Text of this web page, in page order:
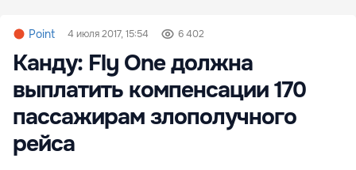
Point 4 июля 2017, 15:54 6 402
Канду: Fly One должна
выплатить компенсации 170
пассажирам злополучного
рейса